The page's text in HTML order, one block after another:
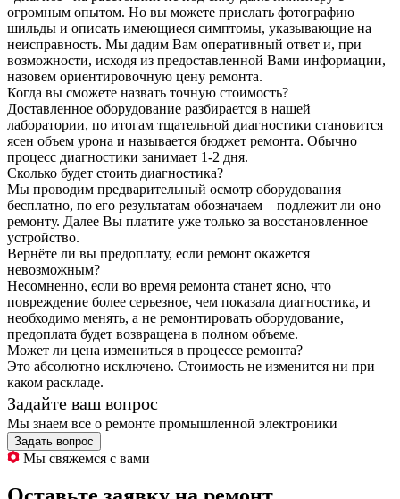
огромным опытом. Но вы можете прислать фотографию
шильды и описать имеющиеся симптомы, указывающие на
неисправность. Мы дадим Вам оперативный ответ и, при
возможности, исходя из предоставленной Вами информации,
назовем ориентировочную цену ремонта.
Когда вы сможете назвать точную стоимость?
Доставленное оборудование разбирается в нашей
лаборатории, по итогам тщательной диагностики становится
ясен объем урона и называется бюджет ремонта. Обычно
процесс диагностики занимает 1-2 дня.
Сколько будет стоить диагностика?
Мы проводим предварительный осмотр оборудования
бесплатно, по его результатам обозначаем – подлежит ли оно
ремонту. Далее Вы платите уже только за восстановленное
устройство.
Вернёте ли вы предоплату, если ремонт окажется
невозможным?
Несомненно, если во время ремонта станет ясно, что
повреждение более серьезное, чем показала диагностика, и
необходимо менять, а не ремонтировать оборудование,
предоплата будет возвращена в полном объеме.
Может ли цена измениться в процессе ремонта?
Это абсолютно исключено. Стоимость не изменится ни при
каком раскладе.
Задайте ваш вопрос
Мы знаем все о ремонте промышленной электроники
Задать вопрос
Мы свяжемся с вами